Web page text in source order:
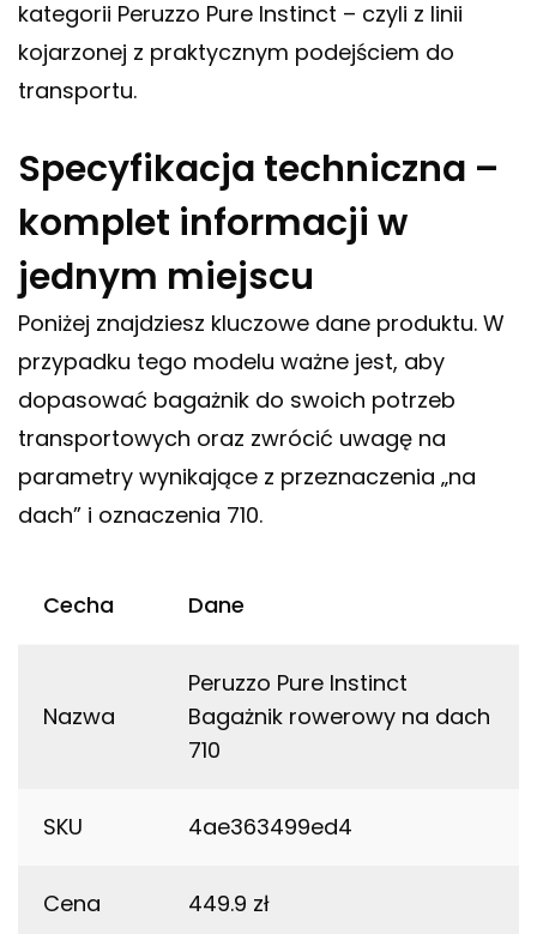
kategorii Peruzzo Pure Instinct – czyli z linii
kojarzonej z praktycznym podejściem do
transportu.
Specyfikacja techniczna –
komplet informacji w
jednym miejscu
Poniżej znajdziesz kluczowe dane produktu. W
przypadku tego modelu ważne jest, aby
dopasować bagażnik do swoich potrzeb
transportowych oraz zwrócić uwagę na
parametry wynikające z przeznaczenia „na
dach” i oznaczenia 710.
Cecha Dane
Nazwa
Peruzzo Pure Instinct
Bagażnik rowerowy na dach
710
SKU 4ae363499ed4
Cena 449.9 zł